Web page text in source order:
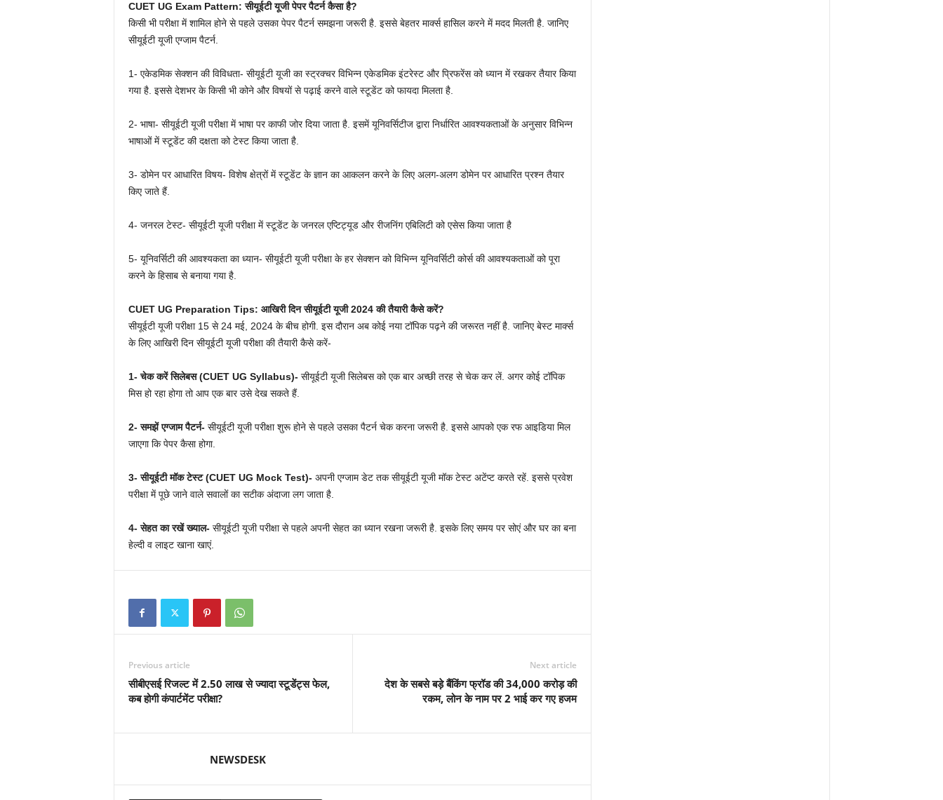
CUET UG Exam Pattern: सीयूईटी यूजी पेपर पैटर्न कैसा है?
किसी भी परीक्षा में शामिल होने से पहले उसका पेपर पैटर्न समझना जरूरी है. इससे बेहतर मार्क्स हासिल करने में मदद मिलती है. जानिए
सीयूईटी यूजी एग्जाम पैटर्न.
1- एकेडमिक सेक्शन की विविधता- सीयूईटी यूजी का स्ट्रक्चर विभिन्न एकेडमिक इंटरेस्ट और प्रिफरेंस को ध्यान में रखकर तैयार किया
गया है. इससे देशभर के किसी भी कोने और विषयों से पढ़ाई करने वाले स्टूडेंट को फायदा मिलता है.
2- भाषा- सीयूईटी यूजी परीक्षा में भाषा पर काफी जोर दिया जाता है. इसमें यूनिवर्सिटीज द्वारा निर्धारित आवश्यकताओं के अनुसार विभिन्न
भाषाओं में स्टूडेंट की दक्षता को टेस्ट किया जाता है.
3- डोमेन पर आधारित विषय- विशेष क्षेत्रों में स्टूडेंट के ज्ञान का आकलन करने के लिए अलग-अलग डोमेन पर आधारित प्रश्न तैयार
किए जाते हैं.
4- जनरल टेस्ट- सीयूईटी यूजी परीक्षा में स्टूडेंट के जनरल एप्टिट्यूड और रीजनिंग एबिलिटी को एसेस किया जाता है
5- यूनिवर्सिटी की आवश्यकता का ध्यान- सीयूईटी यूजी परीक्षा के हर सेक्शन को विभिन्न यूनिवर्सिटी कोर्स की आवश्यकताओं को पूरा
करने के हिसाब से बनाया गया है.
CUET UG Preparation Tips: आखिरी दिन सीयूईटी यूजी 2024 की तैयारी कैसे करें?
सीयूईटी यूजी परीक्षा 15 से 24 मई, 2024 के बीच होगी. इस दौरान अब कोई नया टॉपिक पढ़ने की जरूरत नहीं है. जानिए बेस्ट मार्क्स
के लिए आखिरी दिन सीयूईटी यूजी परीक्षा की तैयारी कैसे करें-
1- चेक करें सिलेबस (CUET UG Syllabus)-सीयूईटी यूजी सिलेबस को एक बार अच्छी तरह से चेक कर लें. अगर कोई टॉपिक
मिस हो रहा होगा तो आप एक बार उसे देख सकते हैं.
2- समझें एग्जाम पैटर्न-सीयूईटी यूजी परीक्षा शुरू होने से पहले उसका पैटर्न चेक करना जरूरी है. इससे आपको एक रफ आइडिया मिल
जाएगा कि पेपर कैसा होगा.
3- सीयूईटी मॉक टेस्ट (CUET UG Mock Test)-अपनी एग्जाम डेट तक सीयूईटी यूजी मॉक टेस्ट अटेंप्ट करते रहें. इससे प्रवेश
परीक्षा में पूछे जाने वाले सवालों का सटीक अंदाजा लग जाता है.
4- सेहत का रखें ख्याल-सीयूईटी यूजी परीक्षा से पहले अपनी सेहत का ध्यान रखना जरूरी है. इसके लिए समय पर सोएं और घर का बना
हेल्दी व लाइट खाना खाएं.
Previous article
सीबीएसई रिजल्ट में 2.50 लाख से ज्यादा स्टूडेंट्स फेल,
कब होगी कंपार्टमेंट परीक्षा?
Next article
देश के सबसे बड़े बैंकिंग फ्रॉड की 34,000 करोड़ की
रकम, लोन के नाम पर 2 भाई कर गए हजम
NEWSDESK